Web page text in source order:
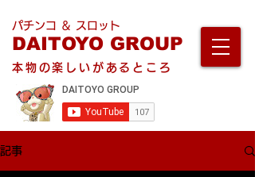
パチンコ ＆ スロット
DAITOYO GROUP
本物の楽しいがあるところ
記事